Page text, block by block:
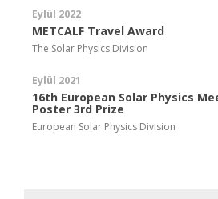
Eylül 2022
METCALF Travel Award
The Solar Physics Division
Eylül 2021
16th European Solar Physics
Poster 3rd Prize
European Solar Physics Division